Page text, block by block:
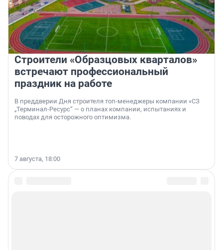
Строители «Образцовых кварталов»
встречают профессиональный
праздник на работе
В преддверии Дня строителя топ-менеджеры компании «СЗ
„Терминал-Ресурс“ — о планах компании, испытаниях и
поводах для осторожного оптимизма.
7 августа, 18:00